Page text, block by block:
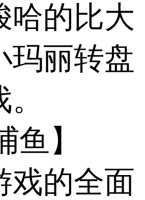
哈的比大
玛丽转盘
鱼】
戏的全面